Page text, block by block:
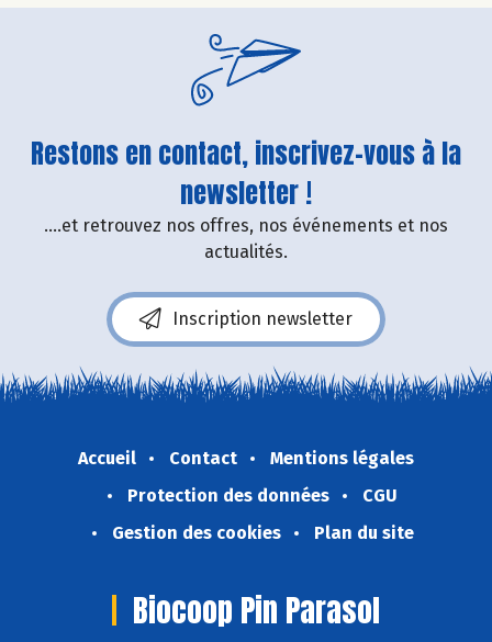
Restons en contact, inscrivez-vous à la
newsletter !
....et retrouvez nos offres, nos événements et nos
actualités.
Inscription newsletter
Accueil Contact
Mentions légales
Protection des données
CGU
Gestion des cookies
Plan du site
Biocoop Pin Parasol